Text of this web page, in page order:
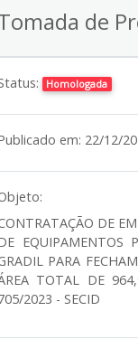
de
Homologada
em: 22/12/
DE
EQUIPAMENTOS
PARA
TOTAL DE
2023 - SECID